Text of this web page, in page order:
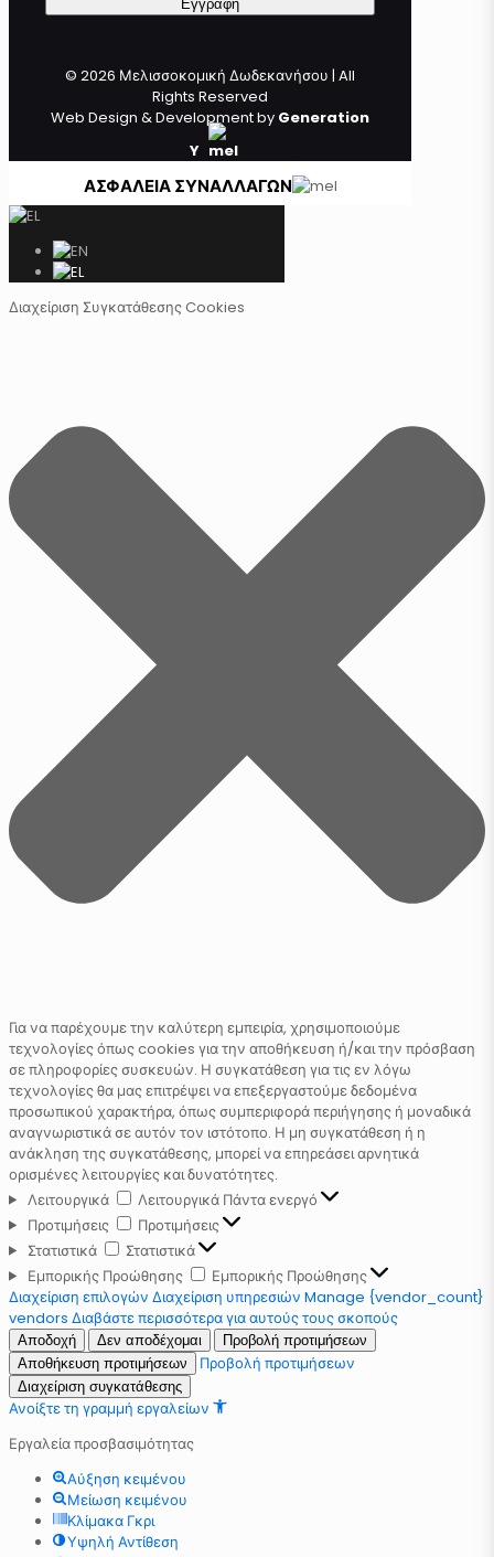
© 2026 Μελισσοκομική Δωδεκανήσου | All
Rights Reserved
Web Design & Development by Generation
Y
ΑΣΦΑΛΕΙΑ ΣΥΝΑΛΛΑΓΩΝ
Διαχείριση Συγκατάθεσης Cookies
Για να παρέχουμε την καλύτερη εμπειρία, χρησιμοποιούμε
τεχνολογίες όπως cookies για την αποθήκευση ή/και την πρόσβαση
σε πληροφορίες συσκευών. Η συγκατάθεση για τις εν λόγω
τεχνολογίες θα μας επιτρέψει να επεξεργαστούμε δεδομένα
προσωπικού χαρακτήρα, όπως συμπεριφορά περιήγησης ή μοναδικά
αναγνωριστικά σε αυτόν τον ιστότοπο. Η μη συγκατάθεση ή η
ανάκληση της συγκατάθεσης, μπορεί να επηρεάσει αρνητικά
ορισμένες λειτουργίες και δυνατότητες.
Λειτουργικά
Λειτουργικά Πάντα ενεργό
Προτιμήσεις
Προτιμήσεις
Στατιστικά
Στατιστικά
Εμπορικής Προώθησης
Εμπορικής Προώθησης
Διαχείριση επιλογών Διαχείριση υπηρεσιών Manage {vendor_count}
vendors Διαβάστε περισσότερα για αυτούς τους σκοπούς
Αποδοχή Δεν αποδέχομαι
Προβολή προτιμήσεων
Αποθήκευση προτιμήσεων
Προβολή προτιμήσεων
Διαχείριση συγκατάθεσης
Ανοίξτε τη γραμμή εργαλείων
Εργαλεία προσβασιμότητας
Αύξηση κειμένου
Μείωση κειμένου
Κλίμακα Γκρι
Υψηλή Αντίθεση